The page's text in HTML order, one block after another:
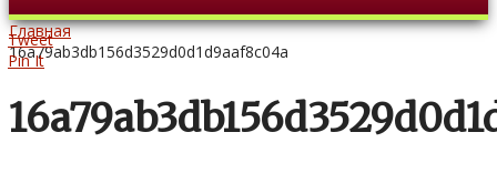
Главная
16a79ab3db156d3529d0d1d9aaf8c04a
Tweet
Pin It